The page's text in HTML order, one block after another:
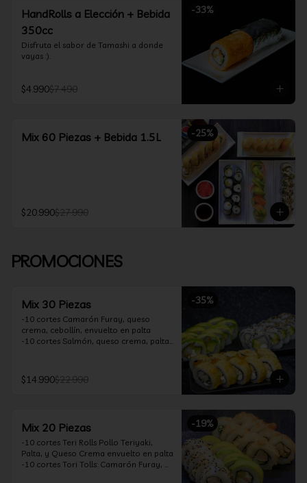
-33%
HandRolls a Elección + Bebida
350cc
Disfruta el sabor de Tamashi a donde
vayas :).
$4.990$7.490
-25%
Mix 60 Piezas + Bebida 1.5L
$20.990$27.990
PROMOCIONES
-35%
Mix 30 Piezas
-10 cortes Camarón Furay, queso
crema, cebollín, envuelto en palta
-10 cortes Salmón, queso crema, palta,
cebollín, frito en tempura
*Incluye 2 soya 30ml / 2 palitos / 1 salsa
$14.990$22.990
-19%
Mix 20 Piezas
-10 cortes Teri Rolls Pollo Teriyaki,
Palta, y Queso Crema envuelto en palta
-10 cortes Tori Tolls: Camarón Furay,